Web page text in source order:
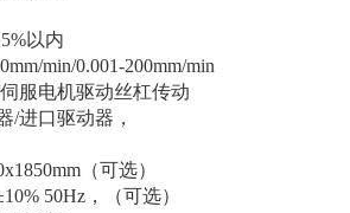
以内
min/0.001-200mm/min
服电机驱动丝杠传动
/进口驱动器，
（可选）
50Hz，（可选）